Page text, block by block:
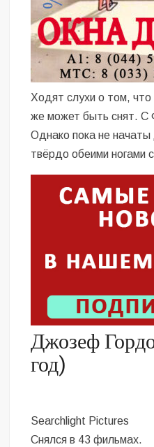
Ходят слухи о том,
же может быть снят. С
Однако пока не
твёрдо обеими ногами
Джозеф
год)
Searchlight Pictures
Снялся в 43 фильмах.